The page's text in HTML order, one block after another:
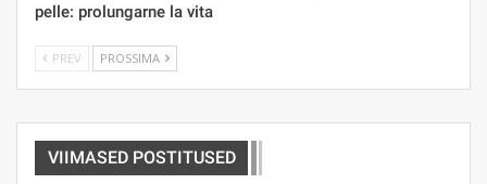
pelle: prolungarne la vita
PREV PROSSIMA
VIIMASED POSTITUSED